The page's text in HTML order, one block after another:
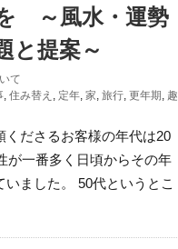
～風水・運勢
と提案～
て
, 住み替え , 定年, 家, 旅行, 更年期, 趣
ださるお客様の年代は20
が一番多く日頃からその年
ました。 50代というとこ